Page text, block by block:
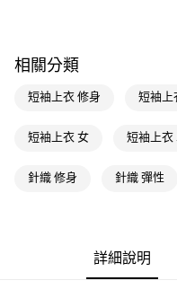
付款後全家取貨
每筆NT$80，滿NT$1,500(含
萊爾富取貨付款
相關分類
短袖上衣 修身 短袖上
短袖上衣 女 短袖上衣
針織 修身 針織 彈性
詳細說明